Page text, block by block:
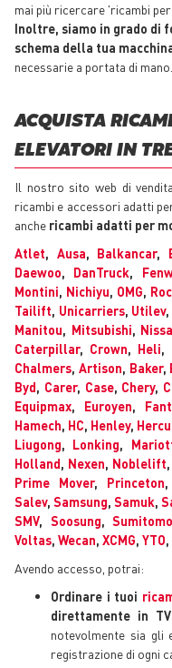
mai più ricercare 'ricambi
Inoltre, siamo in grado di
schema della tua
necessarie a portata di mano.
ACQUISTA
ELEVATORI IN
Il nostro sito web di
ricambi e accessori adatti
anche ricambi adatti per
Atlet, Ausa, Balkancar,
Daewoo, DanTruck,
Montini, Nichiyu, OMG,
Tailift, Unicarriers, Utilev
Manitou, Mitsubishi,
Caterpillar, Crown, Heli,
Chalmers, Artison, Baker,
Byd, Carer, Case, Chery,
Equipmax, Euroyen,
Hamech, HC, Henley,
Liugong, Lonking,
Holland, Nexen, Noblelift,
Prime Mover, Princeton,
Salev,Samsung,Samuk,
SMV, Soosung, Sumitomo
Voltas, Wecan, XCMG, YTO,
Avendo accesso, potrai:
Ordinare i tuoi
direttamente in
notevolmente sia
registrazione di ogni